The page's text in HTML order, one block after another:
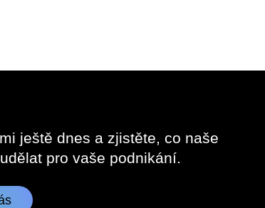
ještě dnes a zjistěte, co naše
pro vaše podnikání.